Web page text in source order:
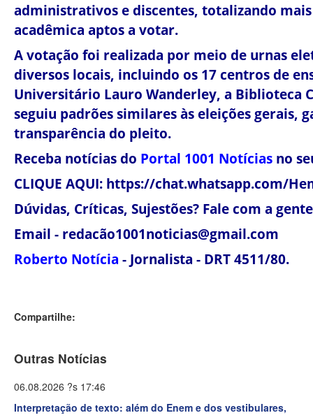
administrativos e discentes, totalizando
acadêmica aptos a votar.
A votação foi realizada por meio de urnas
diversos locais, incluindo os 17 centros de
Universitário Lauro Wanderley, a Biblioteca
seguiu padrões similares às eleições gerais,
transparência do pleito.
Receba notícias do Portal 1001 Notícias no
CLIQUE AQUI: https://chat.whatsapp.com/
Dúvidas, Críticas, Sujestões? Fale com a
Email - redacão1001noticias@gmail.com
Roberto Notícia - Jornalista - DRT 4511/80.
Compartilhe:
Outras Notícias
06.08.2026 ?s 17:46
Interpretação de texto: além do Enem e dos vestibulares,